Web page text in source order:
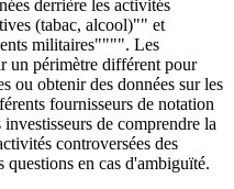
derrière les activités
(tabac, alcool)"" et
militaires"""". Les
un périmètre différent pour
ou obtenir des données sur les
fournisseurs de notation
de comprendre la
controversées des
questions en cas d'ambiguïté.